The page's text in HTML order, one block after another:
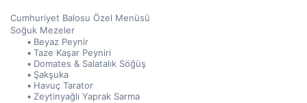
Cumhuriyet Balosu Özel Menüsü
Soğuk Mezeler
Beyaz Peynir
Taze Kaşar Peyniri
Domates & Salatalık Söğüş
Şakşuka
Havuç Tarator
Zeytinyağlı Yaprak Sarma